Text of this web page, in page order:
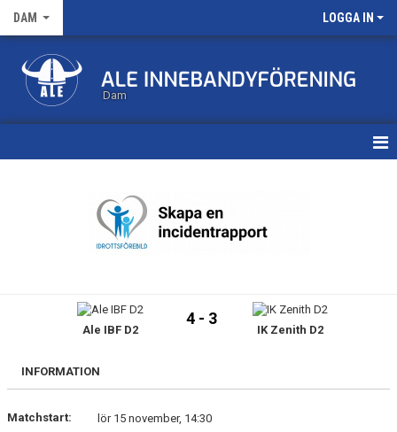
DAM LOGGA IN
Dam
NYHETSARKIVAle IBF D2
4 - 3
IK Zenith D2
INFORMATION
Matchstart:
lör 15 november, 14:30